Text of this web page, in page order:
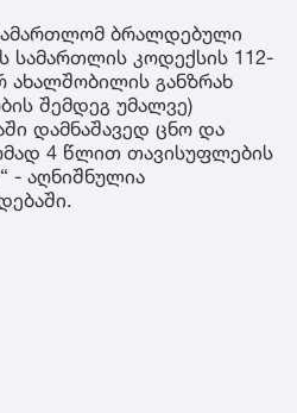
ბრალდებული
სამართლის კოდექსის 112-
განზრახ
შემდეგ უმალვე)
დამნაშავედ ცნო და
4 წლით თავისუფლების
- აღნიშნულია